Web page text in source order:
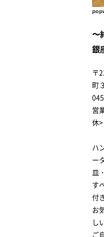
〜
銀
〒
町
営
休
ハ
ー
皿
す
付
お
し
ご